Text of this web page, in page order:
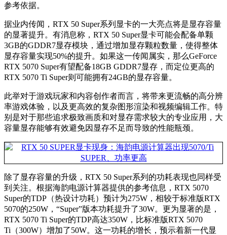
参考依据。
据业内传闻，RTX 50 Super系列显卡的一大亮点将是显存容量
的显著提升。有消息称，RTX 50 Super显卡可能会配备单颗
3GB的GDDR7显存模块，通过增加显存颗粒数量，使得整体
显存容量实现50%的提升。如果这一传闻属实，那么GeForce
RTX 5070 Super有望配备18GB GDDR7显存，而定位更高的
RTX 5070 Ti Super则可能拥有24GB的显存容量。
此举对于游戏玩家和内容创作者而言，将带来更流畅的高分辨
率游戏体验，以及更高效的复杂图形渲染和视频编辑工作。特
别是对于那些追求极致画质和对显存需求较大的专业应用，大
容量显存能够有效避免因显存不足而导致的性能瓶颈。
除了显存容量的升级，RTX 50 Super系列的功耗表现也同样受
到关注。根据海韵电源计算器提供的参考信息，RTX 5070
Super的TDP（热设计功耗）预计为275W，相较于标准版RTX
5070的250W，“Super”版本功耗提升了30W。更为显著的是，
RTX 5070 Ti Super的TDP高达350W，比标准版RTX 5070
Ti（300W）增加了50W。这一功耗的增长，预示着新一代显